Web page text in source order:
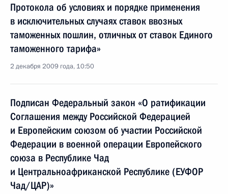
Протокола об условиях и порядке применения
в исключительных случаях ставок ввозных
таможенных пошлин, отличных от ставок Единого
таможенного тарифа»
2 декабря 2009 года, 10:50
Подписан Федеральный закон «О ратификации
Соглашения между Российской Федерацией
и Европейским союзом об участии Российской
Федерации в военной операции Европейского
союза в Республике Чад
и Центральноафриканской Республике (ЕУФОР
Чад/ЦАР)»